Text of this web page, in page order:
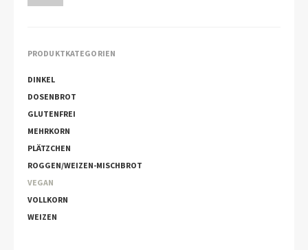
PRODUKTKATEGORIEN
DINKEL
DOSENBROT
GLUTENFREI
MEHRKORN
PLÄTZCHEN
ROGGEN/WEIZEN-MISCHBROT
VEGAN
VOLLKORN
WEIZEN